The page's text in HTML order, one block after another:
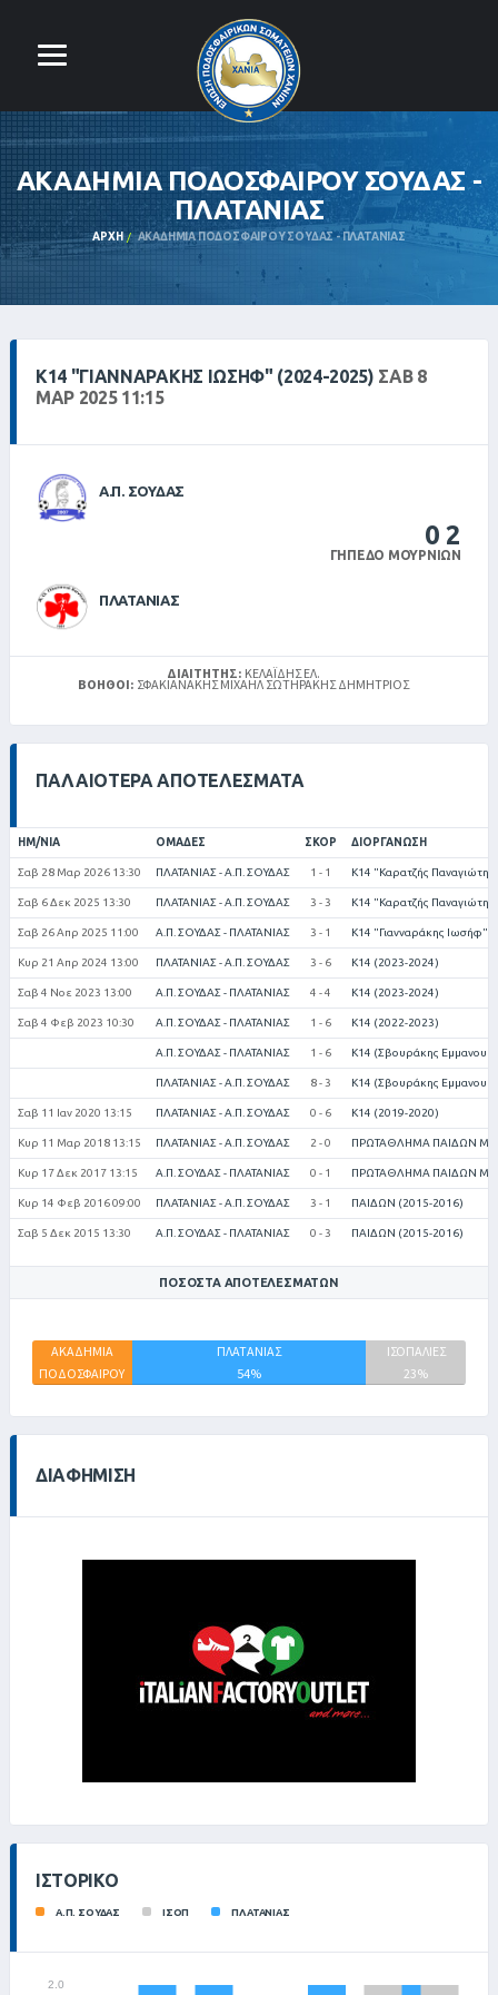
ΑΚΑΔΗΜΙΑ ΠΟΔΟΣΦΑΙΡΟΥ ΣΟΥΔΑΣ -
ΠΛΑΤΑΝΙΑΣ
ΑΡΧΉ ΑΚΑΔΗΜΙΑ ΠΟΔΟΣΦΑΙΡΟΥ ΣΟΥΔΑΣ - ΠΛΑΤΑΝΙΑΣ
Κ14 "ΓΙΑΝΝΑΡΆΚΗΣ ΙΩΣΉΦ" (2024-2025) ΣΑΒ 8
ΜΑΡ 2025 11:15
Α.Π. ΣΟΥΔΑΣ
02
ΓΉΠΕΔΟ ΜΟΥΡΝΙΏΝ
ΠΛΑΤΑΝΙΑΣ
ΔΙΑΙΤΗΤΉΣ: ΚΕΛΑΪΔΉΣ ΕΛ.
ΒΟΗΘΟΊ: ΣΦΑΚΙΑΝΑΚΗΣ ΜΙΧΑΗΛ ΣΩΤΗΡΑΚΗΣ ΔΗΜΗΤΡΙΟΣ
ΠΑΛΑΙΌΤΕΡΑ ΑΠΟΤΕΛΈΣΜΑΤΑ
ΗΜ/ΝΊΑ ΟΜΆΔΕΣ ΣΚΟΡ ΔΙΟΡΓΆΝΩΣΗ
Σαβ 28 Μαρ 2026 13:30 ΠΛΑΤΑΝΙΑΣ - Α.Π. ΣΟΥΔΑΣ 1 - 1 Κ14 "Καρατζής
Σαβ 6 Δεκ 2025 13:30 ΠΛΑΤΑΝΙΑΣ - Α.Π. ΣΟΥΔΑΣ 3 - 3 Κ14 "Καρατζής
Σαβ 26 Απρ 2025 11:00 Α.Π. ΣΟΥΔΑΣ - ΠΛΑΤΑΝΙΑΣ 3 - 1 Κ14 "Γιανναράκης Ιωσήφ"
Κυρ 21 Απρ 2024 13:00 ΠΛΑΤΑΝΙΑΣ - Α.Π. ΣΟΥΔΑΣ 3 - 6 Κ14 (2023-2024)
Σαβ 4 Νοε 2023 13:00 Α.Π. ΣΟΥΔΑΣ - ΠΛΑΤΑΝΙΑΣ 4 - 4 Κ14 (2023-2024)
Σαβ 4 Φεβ 2023 10:30 Α.Π. ΣΟΥΔΑΣ - ΠΛΑΤΑΝΙΑΣ 1 - 6 Κ14 (2022-2023)
Α.Π. ΣΟΥΔΑΣ - ΠΛΑΤΑΝΙΑΣ 1 - 6 Κ14 (Σβουράκης
ΠΛΑΤΑΝΙΑΣ - Α.Π. ΣΟΥΔΑΣ 8 - 3 Κ14 (Σβουράκης
Σαβ 11 Ιαν 2020 13:15 ΠΛΑΤΑΝΙΑΣ - Α.Π. ΣΟΥΔΑΣ 0 - 6 Κ14 (2019-2020)
Κυρ 11 Μαρ 2018 13:15 ΠΛΑΤΑΝΙΑΣ - Α.Π. ΣΟΥΔΑΣ 2 - 0 ΠΡΩΤΑΘΛΗΜΑ ΠΑΙΔΩΝ
Κυρ 17 Δεκ 2017 13:15 Α.Π. ΣΟΥΔΑΣ - ΠΛΑΤΑΝΙΑΣ 0 - 1 ΠΡΩΤΑΘΛΗΜΑ ΠΑΙΔΩΝ
Κυρ 14 Φεβ 2016 09:00 ΠΛΑΤΑΝΙΑΣ - Α.Π. ΣΟΥΔΑΣ 3 - 1 ΠΑΙΔΩΝ (2015-2016)
Σαβ 5 Δεκ 2015 13:30 Α.Π. ΣΟΥΔΑΣ - ΠΛΑΤΑΝΙΑΣ 0 - 3 ΠΑΙΔΩΝ (2015-2016)
ΠΟΣΟΣΤΆ ΑΠΟΤΕΛΕΣΜΆΤΩΝ
ΑΚΑΔΗΜΙΑ
ΠΟΔΟΣΦΑΙΡΟΥ
23%
ΠΛΑΤΑΝΙΑΣ
54%
ΙΣΟΠΑΛΙΕΣ
23%
ΔΙΑΦΉΜΙΣΗ
ΙΣΤΟΡΙΚΌ
Α.Π. ΣΟΥΔΑΣ ΙΣΟΠ ΠΛΑΤΑΝΙΑΣ